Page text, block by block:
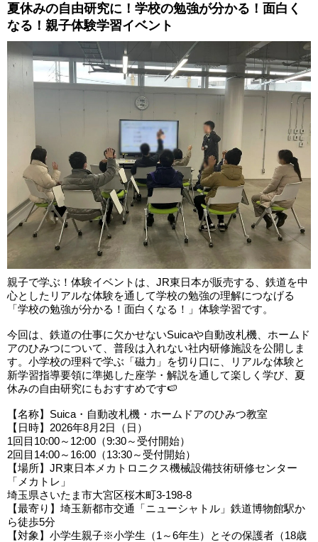
夏休みの自由研究に！学校の勉強が分かる！面白く
なる！親子体験学習イベント
親子で学ぶ！体験イベントは、JR東日本が販売する、鉄道を中
心としたリアルな体験を通して学校の勉強の理解につなげる
「学校の勉強が分かる！面白くなる！」体験学習です。
今回は、鉄道の仕事に欠かせないSuicaや自動改札機、ホームド
アのひみつについて、普段は入れない社内研修施設を公開しま
す。小学校の理科で学ぶ「磁力」を切り口に、リアルな体験と
新学習指導要領に準拠した座学・解説を通して楽しく学び、夏
休みの自由研究にもおすすめです🍉
【名称】Suica・自動改札機・ホームドアのひみつ教室
【日時】2026年8月2日（日）
1回目10:00～12:00（9:30～受付開始）
2回目14:00～16:00（13:30～受付開始）
【場所】JR東日本メカトロニクス機械設備技術研修センター
「メカトレ」
埼玉県さいたま市大宮区桜木町3-198-8
【最寄り】埼玉新都市交通「ニューシャトル」鉄道博物館駅か
ら徒歩5分
【対象】小学生親子※小学生（1～6年生）とその保護者（18歳